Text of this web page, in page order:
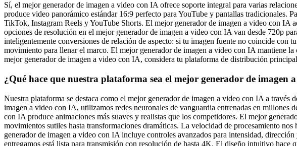
Sí, el mejor generador de imagen a video con IA ofrece soporte integral para varias
produce video panorámico estándar 16:9 perfecto para YouTube y pantallas
TikTok, Instagram Reels y YouTube Shorts. El mejor generador de imagen a video con IA
opciones de resolución en el mejor generador de imagen a video con IA van desde 720p
inteligentemente conversiones de relación de aspecto: si tu imagen fuente no coincide con
movimiento para llenar el marco. El mejor generador de imagen a video con IA mantiene
mejor generador de imagen a video con IA, considera tu plataforma de distribución
¿Qué hace que nuestra plataforma sea el mejor generador de imagen
Nuestra plataforma se destaca como el mejor generador de imagen a video con IA a
imagen a video con IA, utilizamos redes neuronales de vanguardia entrenadas en
con IA produce animaciones más suaves y realistas que los competidores. El mejor
movimientos sutiles hasta transformaciones dramáticas. La velocidad de procesamiento
generador de imagen a video con IA incluye controles avanzados para intensidad,
entregamos está lista para transmisión con resolución de hasta 4K. El diseño intuitivo